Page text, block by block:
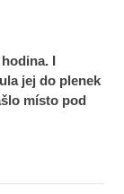
I
jej do plenek
místo pod